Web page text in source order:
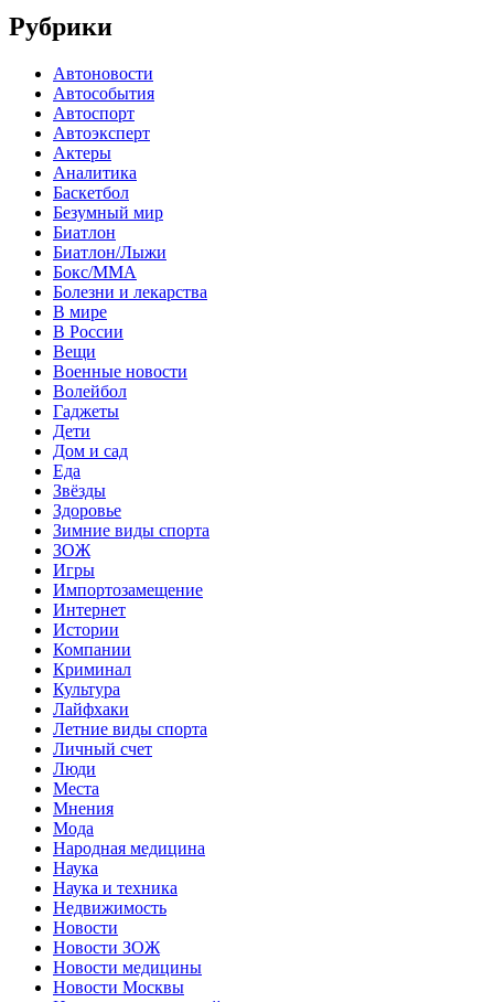
Рубрики
Автоновости
Автособытия
Автоспорт
Автоэксперт
Актеры
Аналитика
Баскетбол
Безумный мир
Биатлон
Биатлон/Лыжи
Бокс/MMA
Болезни и лекарства
В мире
В России
Вещи
Военные новости
Волейбол
Гаджеты
Дети
Дом и сад
Еда
Звёзды
Здоровье
Зимние виды спорта
ЗОЖ
Игры
Импортозамещение
Интернет
Истории
Компании
Криминал
Культура
Лайфхаки
Летние виды спорта
Личный счет
Люди
Места
Мнения
Мода
Народная медицина
Наука
Наука и техника
Недвижимость
Новости
Новости ЗОЖ
Новости медицины
Новости Москвы